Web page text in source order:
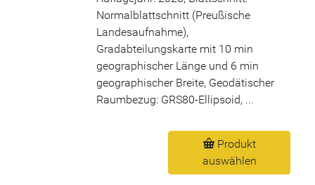
Normalblattschnitt (Preußische
Landesaufnahme),
Gradabteilungskarte mit 10 min
geographischer Länge und 6 min
geographischer Breite, Geodätischer
Raumbezug: GRS80-Ellipsoid, ...
Produkt
auswählen